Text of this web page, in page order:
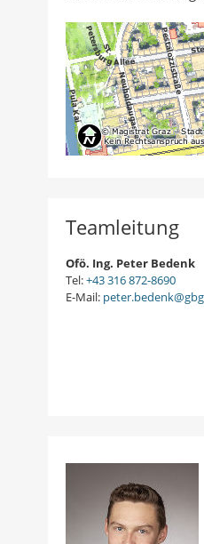
n
Teamleitung
Ofö. Ing. Peter Bedenk
Tel:+43 316 872-8690
E-Mail: